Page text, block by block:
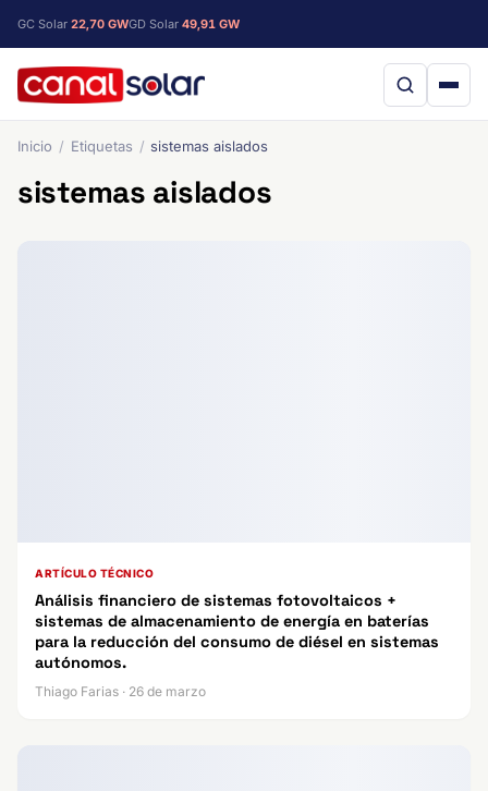
GC Solar 22,70 GWGD Solar 49,91 GW
Inicio Etiquetas sistemas aislados
sistemas aislados
ARTÍCULO TÉCNICO
Análisis financiero de sistemas fotovoltaicos +
sistemas de almacenamiento de energía en baterías
para la reducción del consumo de diésel en sistemas
autónomos.
Thiago Farias · 26 de marzo